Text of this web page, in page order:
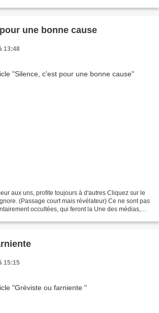
une bonne cause
13:48
aux uns, profite toujours à d'autres Cliquez sur le
(Passage court mais révélateur) Ce ne sont pas
occultées, qui feront la Une des médias,
15:15